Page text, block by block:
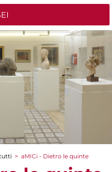
> aMICi - Dietro le quinte